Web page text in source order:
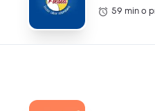
59 min o